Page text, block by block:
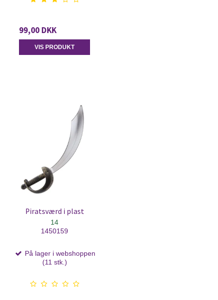
99,00 DKK
VIS PRODUKT
Piratsværd i plast
14
1450159
På lager i webshoppen
(11 stk.)